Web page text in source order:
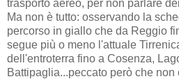
trasporto aereo, per non parlare
Ma non è tutto: osservando la
percorso in giallo che da Reggio
segue più o meno l'attuale
dell'entroterra fino a Cosenza,
Battipaglia...peccato però che